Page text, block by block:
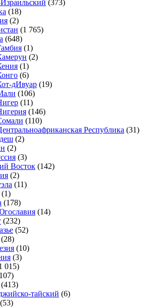
(373)
(18)
(2)
(1 765)
(648)
(1)
(2)
(1)
(6)
дИвуар (19)
(106)
(11)
(146)
(110)
Республика (31)
(2)
(2)
(3)
Восток (142)
(2)
(11)
(1)
(178)
(14)
(232)
(52)
(28)
(10)
(3)
015)
(413)
тайский (6)
(53)